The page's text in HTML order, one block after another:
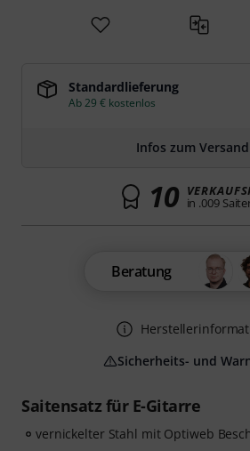
Saitensatz für E-Gitarre
vernickelter Stahl mit Optiweb
Standardlieferung
Ab 29 € kostenlos
Infos zum Versand
10 in .009
Beratung
Sicherheits- und